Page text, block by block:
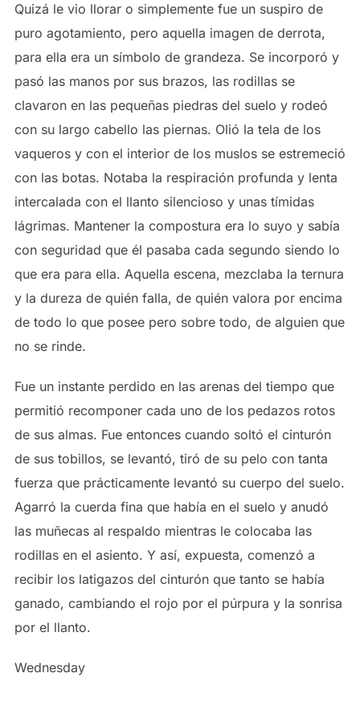
Quizá le vio llorar o simplemente fue un suspiro de
puro agotamiento, pero aquella imagen de derrota,
para ella era un símbolo de grandeza. Se incorporó y
pasó las manos por sus brazos, las rodillas se
clavaron en las pequeñas piedras del suelo y rodeó
con su largo cabello las piernas. Olió la tela de los
vaqueros y con el interior de los muslos se estremeció
con las botas. Notaba la respiración profunda y lenta
intercalada con el llanto silencioso y unas tímidas
lágrimas. Mantener la compostura era lo suyo y sabía
con seguridad que él pasaba cada segundo siendo lo
que era para ella. Aquella escena, mezclaba la ternura
y la dureza de quién falla, de quién valora por encima
de todo lo que posee pero sobre todo, de alguien que
no se rinde.
Fue un instante perdido en las arenas del tiempo que
permitió recomponer cada uno de los pedazos rotos
de sus almas. Fue entonces cuando soltó el cinturón
de sus tobillos, se levantó, tiró de su pelo con tanta
fuerza que prácticamente levantó su cuerpo del suelo.
Agarró la cuerda fina que había en el suelo y anudó
las muñecas al respaldo mientras le colocaba las
rodillas en el asiento. Y así, expuesta, comenzó a
recibir los latigazos del cinturón que tanto se había
ganado, cambiando el rojo por el púrpura y la sonrisa
por el llanto.
Wednesday